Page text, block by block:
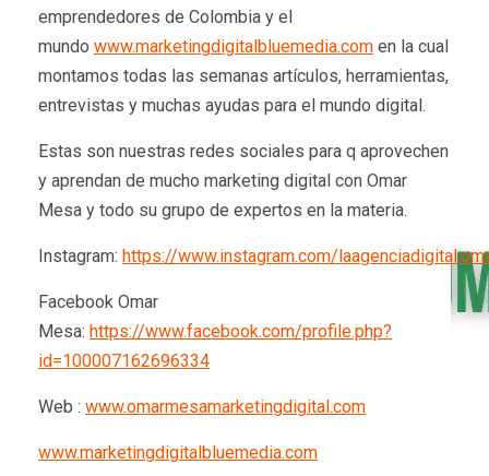
emprendedores de Colombia y el
mundo www.marketingdigitalbluemedia.com en la cual
montamos todas las semanas artículos, herramientas,
entrevistas y muchas ayudas para el mundo digital.
Estas son nuestras redes sociales para q aprovechen
y aprendan de mucho marketing digital con Omar
Mesa y todo su grupo de expertos en la materia.
Instagram: https://www.instagram.com/
Facebook Omar
Mesa: https://www.facebook.com/profile.php?
id=100007162696334
Web : www.omarmesamarketingdigital.com
www.marketingdigitalbluemedia.com